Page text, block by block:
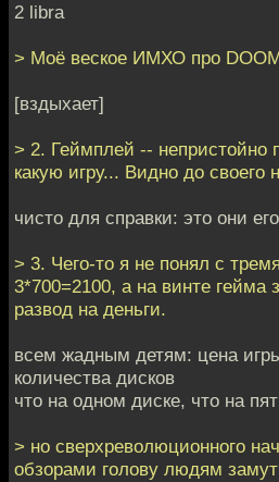
2 libra
> Моё веское ИМХО про
[вздыхает]
> 2. Геймплей -- непристойно
какую игру... Видно до своего
чисто для справки: это они
> 3. Чего-то я не понял с
3*700=2100, а на винте гейма
развод на деньги.
всем жадным детям: цена
количества дисков
что на одном диске, что на
> но сверхреволюционного
обзорами голову людям